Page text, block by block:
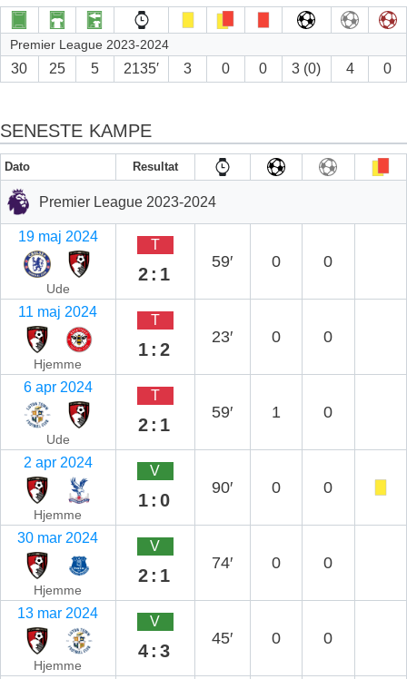
Premier League 2023-2024
30 25 5 2135′ 3 0 0 3 (0) 4 0
SENESTE KAMPE
Dato Resultat
Premier League 2023-2024
19 maj 2024
Ude
T
2:1
59′ 0 0
11 maj 2024
Hjemme
T
1:2
23′ 0 0
6 apr 2024
Ude
T
2:1
59′ 1 0
2 apr 2024
Hjemme
V
1:0
90′ 0 0
30 mar 2024
Hjemme
V
2:1
74′ 0 0
13 mar 2024
Hjemme
V
4:3
45′ 0 0